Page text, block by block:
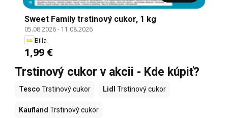
Sweet Family trstinový cukor, 1 kg
05.08.2026- 11.08.2026
Billa
1,99 €
Trstinový cukor v akcii - Kde kúpiť?
Tesco Trstinový cukor Lidl Trstinový cukor
Kaufland Trstinový cukor